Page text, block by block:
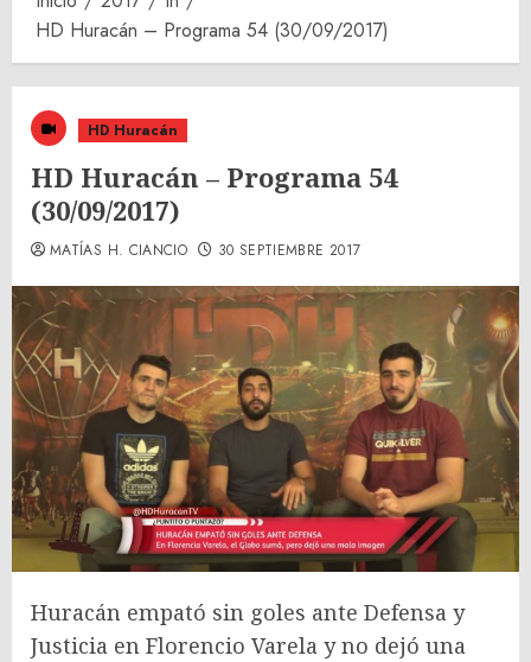
HD Huracán – Programa 54 (30/09/2017)
HD Huracán
HD Huracán – Programa 54
(30/09/2017)
MATÍAS H. CIANCIO 30 SEPTIEMBRE 2017
Huracán empató sin goles ante Defensa y
Justicia en Florencio Varela y no dejó una